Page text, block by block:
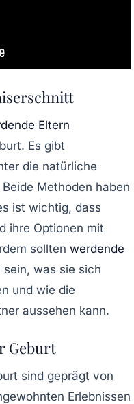
Eltern
Es gibt
die natürliche
Methoden haben
ist wichtig, dass
ihre Optionen mit
sollten werdende
sein, was sie sich
und wie die
aussehen kann.
Geburt
sind geprägt von
Erlebnissen